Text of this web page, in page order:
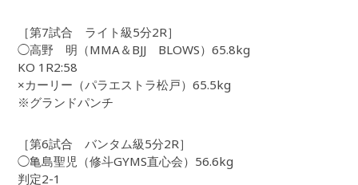
［第7試合 ライト級5分2R］
◯高野 明（MMA＆BJJ BLOWS）65.8kg
KO 1R2:58
×カーリー（パラエストラ松戸）65.5kg
※グランドパンチ
［第6試合 バンタム級5分2R］
◯亀島聖児（修斗GYMS直心会）56.6kg
判定2-1